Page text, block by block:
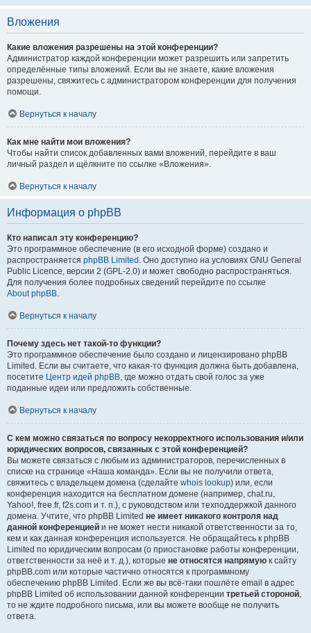
Вложения
Какие вложения разрешены на этой конференции?
Администратор каждой конференции может разрешить или запретить
определённые типы вложений. Если вы не знаете, какие вложения
разрешены, свяжитесь с администратором конференции для получения
помощи.
Вернуться к началу
Как мне найти мои вложения?
Чтобы найти список добавленных вами вложений, перейдите в ваш
личный раздел и щёлкните по ссылке «Вложения».
Вернуться к началу
Информация о phpBB
Кто написал эту конференцию?
Это программное обеспечение (в его исходной форме) создано и
распространяется phpBB Limited . Оно доступно на условиях GNU General
Public Licence, версии 2 (GPL-2.0) и может свободно распространяться.
Для получения более подробных сведений перейдите по ссылке
About phpBB.
Вернуться к началу
Почему здесь нет такой-то функции?
Это программное обеспечение было создано и лицензировано phpBB
Limited. Если вы считаете, что какая-то функция должна быть добавлена,
посетите Центр идей phpBB, где можно отдать свой голос за уже
поданные идеи или предложить собственные.
Вернуться к началу
С кем можно связаться по вопросу некорректного использования и/или
юридических вопросов, связанных с этой конференцией?
Вы можете связаться с любым из администраторов, перечисленных в
списке на странице «Наша команда». Если вы не получили ответа,
свяжитесь с владельцем домена (сделайте whois lookup) или, если
конференция находится на бесплатном домене (например, chat.ru,
Yahoo!, free.fr, f2s.com и т. п.), с руководством или техподдержкой данного
домена. Учтите, что phpBB Limited не имеет никакого контроля над
данной конференцией и не может нести никакой ответственности за то,
кем и как данная конференция используется. Не обращайтесь к phpBB
Limited по юридическим вопросам (о приостановке работы конференции,
ответственности за неё и т. д.), которые не относятся напрямую к сайту
phpBB.com или которые частично относятся к программному
обеспечению phpBB Limited. Если же вы всё-таки пошлёте email в адрес
phpBB Limited об использовании данной конференции третьей стороной,
то не ждите подробного письма, или вы можете вообще не получить
ответа.